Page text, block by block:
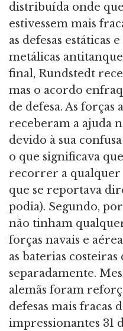
distribuída onde
estivessem mais
as defesas estáticas
metálicas
final, Rundstedt
mas o acordo
de defesa. As forças
receberam a ajuda
devido à sua
o que significava
recorrer a qualquer
que se reportava
podia). Segundo,
não tinham
forças navais e
as baterias
separadamente.
alemãs foram
defesas mais fracas
impressionantes 31